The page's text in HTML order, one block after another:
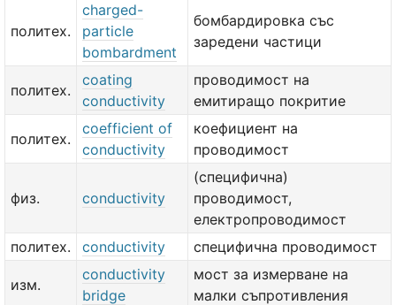
политех.
charged-
particle
bombardment
бомбардировка със
заредени частици
политех.
coating
conductivity
проводимост на
емитиращо покритие
политех.
coefficient of
conductivity
коефициент на
проводимост
физ. conductivity
(специфична)
проводимост,
електропроводимост
политех.
conductivity специфична проводимост
изм.
conductivity
bridge
мост за измерване на
малки съпротивления